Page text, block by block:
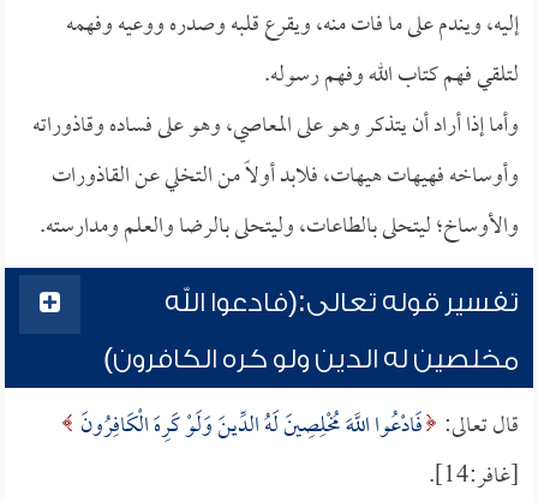
إليه، ويندم على ما فات منه، ويقرع قلبه وصدره ووعيه وفهمه
لتلقي فهم كتاب الله وفهم رسوله.
وأما إذا أراد أن يتذكر وهو على المعاصي، وهو على فساده وقاذوراته
وأوساخه فهيهات هيهات، فلابد أولاً من التخلي عن القاذورات
والأوساخ؛ ليتحلى بالطاعات، وليتحلى بالرضا والعلم ومدارسته.
تفسير قوله تعالى:(فادعوا الله
مخلصين له الدين ولو كره الكافرون)
قال تعالى: فَادْعُوا اللَّهَ مُخْلِصِينَ لَهُ الدِّينَ وَلَوْ كَرِهَ الْكَافِرُونَ
[غافر:14].